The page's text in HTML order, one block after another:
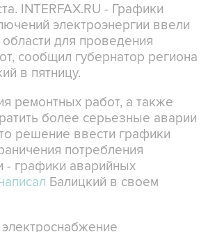
INTERFAX.RU - Графики
электроэнергии ввели
для проведения
сообщил губернатор региона
в пятницу.
ремонтных работ, а также
более серьезные аварии
решение ввести графики
потребления
- графики аварийных
Балицкий в своем